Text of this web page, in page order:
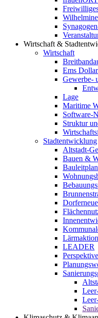
Wirtschaft &
Wirtschaft
Ems
Gewerbe-
Lage
Maritime
Software-
Struktur
Stadtentwicklung
Altstadt-
Bauen &
LEADER